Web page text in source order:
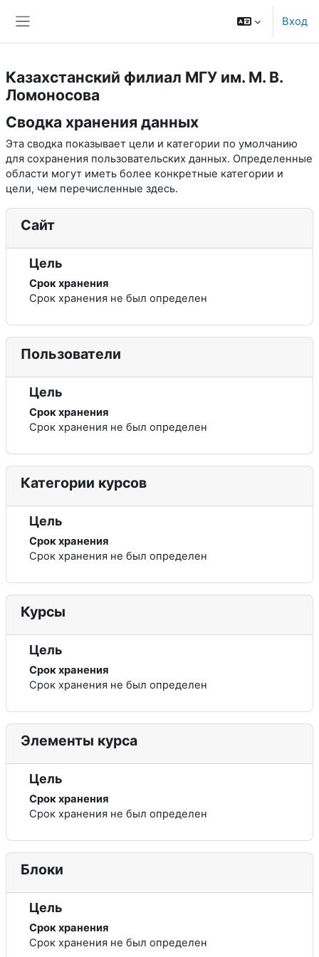
Вход
Казахстанский филиал МГУ им. М. В.
Ломоносова
Сводка хранения данных
Эта сводка показывает цели и категории по умолчанию
для сохранения пользовательских данных. Определенные
области могут иметь более конкретные категории и
цели, чем перечисленные здесь.
Сайт
Цель
Срок хранения
Срок хранения не был определен
Пользователи
Цель
Срок хранения
Срок хранения не был определен
Категории курсов
Цель
Срок хранения
Срок хранения не был определен
Курсы
Цель
Срок хранения
Срок хранения не был определен
Элементы курса
Цель
Срок хранения
Срок хранения не был определен
Блоки
Цель
Срок хранения
Срок хранения не был определен